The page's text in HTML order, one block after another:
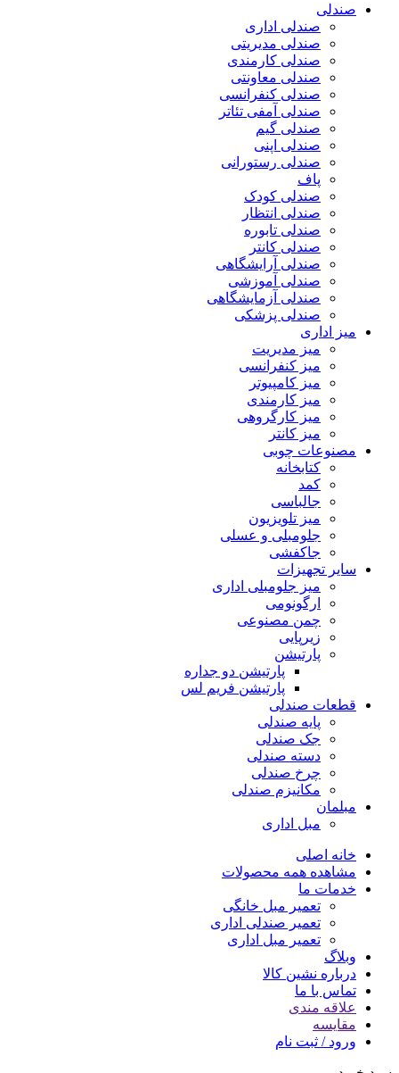
صندلی
صندلی اداری
صندلی مدیریتی
صندلی کارمندی
صندلی معاونتی
صندلی کنفرانسی
صندلی آمفی تئاتر
صندلی گیم
صندلی اپنی
صندلی رستورانی
پاف
صندلی کودک
صندلی انتظار
صندلی تابوره
صندلی کانتر
صندلی آرایشگاهی
صندلی آموزشی
صندلی آزمایشگاهی
صندلی پزشکی
میز اداری
میز مدیریت
میز کنفرانسی
میز کامپیوتر
میز کارمندی
میز کارگروهی
میز کانتر
مصنوعات چوبی
کتابخانه
کمد
جالباسی
میز تلویزیون
جلومبلی و عسلی
جاکفشی
سایر تجهیزات
میز جلومبلی اداری
ارگونومی
چمن مصنوعی
زیرپایی
پارتیشن
پارتیشن دو جداره
پارتیشن فریم لس
قطعات صندلی
پایه صندلی
جک صندلی
دسته صندلی
چرخ صندلی
مکانیزم صندلی
مبلمان
مبل اداری
خانه اصلی
مشاهده همه محصولات
خدمات ما
تعمیر مبل خانگی
تعمیر صندلی اداری
تعمیر مبل اداری
وبلاگ
درباره نشین کالا
تماس با ما
علاقه مندی
مقایسه
ورود / ثبت نام